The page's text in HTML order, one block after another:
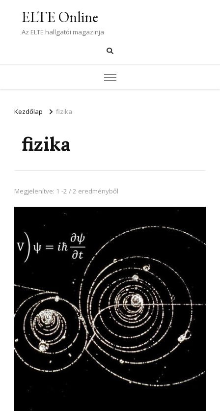
ELTE Online
Az ELTE hallgatói magazinja
Kezdőlap fizika
fizika
Megjelenítve: 1 -2 / 2 eredményből